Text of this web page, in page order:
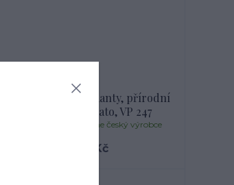
Zlatý přívěsek s diamanty, přírodní
smaragd, žluté zlato, VP 247
19 585 Kč
1-8 dnů průměrně 3, jsme český výrobce